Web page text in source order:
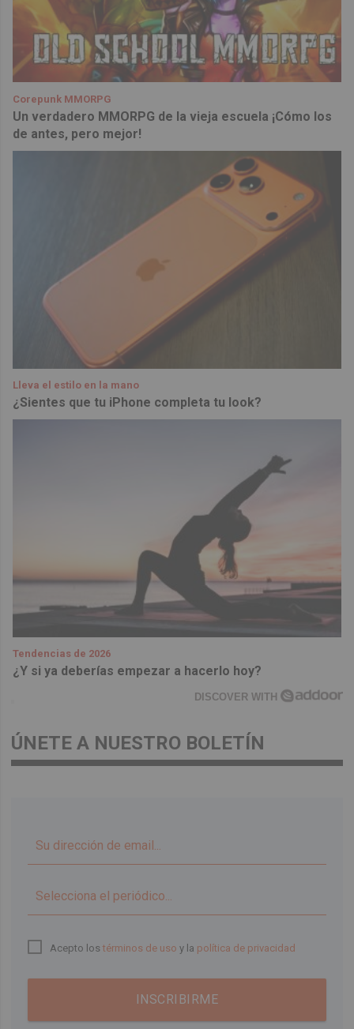
Corepunk MMORPG
Un verdadero MMORPG de la vieja escuela ¡Cómo los
de antes, pero mejor!
Lleva el estilo en la mano
¿Sientes que tu iPhone completa tu look?
Tendencias de 2026
¿Y si ya deberías empezar a hacerlo hoy?
DISCOVER WITH
ÚNETE A NUESTRO BOLETÍN
Acepto lostérminos de uso y la política de privacidad
INSCRIBIRME